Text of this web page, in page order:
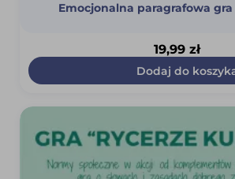
Emocjonalna paragrafowa gra
19,99 zł
Dodaj do